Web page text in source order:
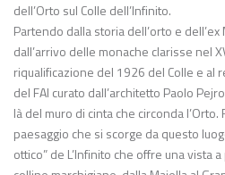
dell’Orto sul Colle dell’Infinito.
Partendo dalla storia dell’orto e
dall’arrivo delle monache clarisse nel
riqualificazione del 1926 del Colle e al
del FAI curato dall’architetto Paolo
là del muro di cinta che circonda
paesaggio che si scorge da questo
ottico” de L’Infinito che offre una vista